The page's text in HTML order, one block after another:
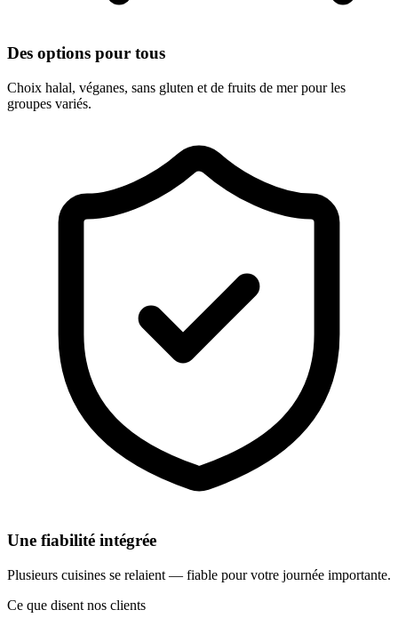
Des options pour tous
Choix halal, véganes, sans gluten et de fruits de mer pour les
groupes variés.
Une fiabilité intégrée
Plusieurs cuisines se relaient — fiable pour votre journée importante.
Ce que disent nos clients